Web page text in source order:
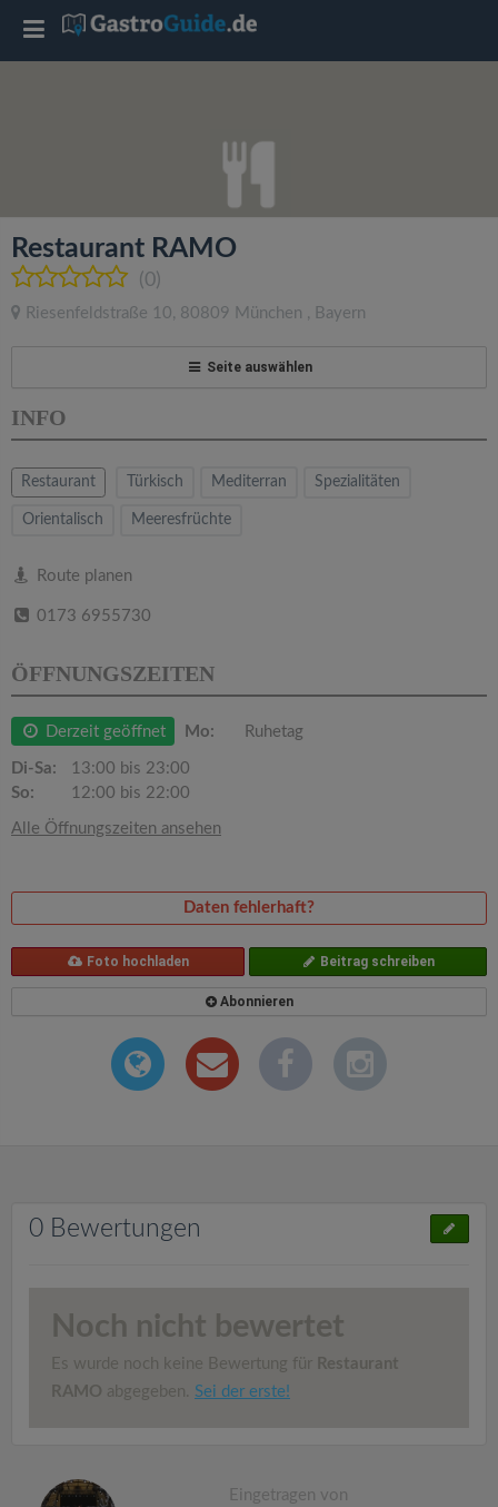
Restaurant RAMO
(0)
Riesenfeldstraße 10, 80809 München , Bayern
Seite auswählen
INFO
Restaurant Türkisch Mediterran Spezialitäten
Orientalisch Meeresfrüchte
Route planen
0173 6955730
ÖFFNUNGSZEITEN
Derzeit geöffnet Mo: Ruhetag
Di-Sa:
13:00 bis 23:00
So:
12:00 bis 22:00
Alle Öffnungszeiten ansehen
Daten fehlerhaft?
Foto hochladen Beitrag schreiben
Abonnieren
0 Bewertungen
Noch nicht bewertet
Es wurde noch keine Bewertung für Restaurant
RAMO abgegeben. Sei der erste!
Eingetragen von
T
l
e
a
v
g
a
t